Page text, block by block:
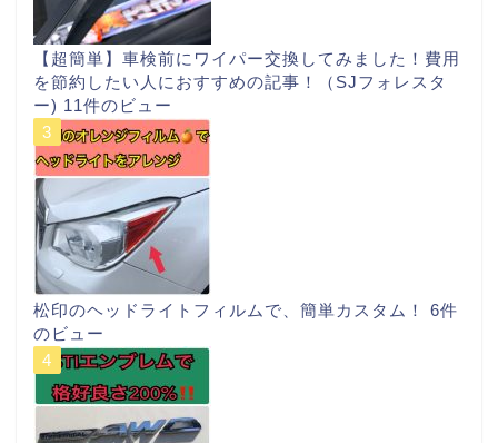
【超簡単】車検前にワイパー交換してみました！費用
を節約したい人におすすめの記事！（SJフォレスタ
ー) 11件のビュー
松印のヘッドライトフィルムで、簡単カスタム！ 6件
のビュー